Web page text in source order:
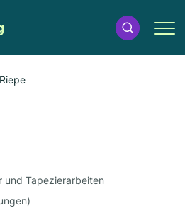
und Tapezierarbeiten